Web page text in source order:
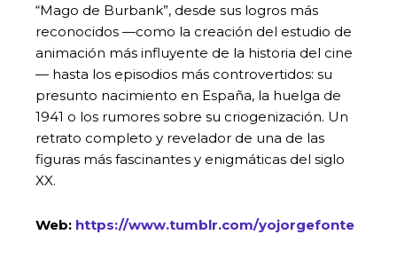
“Mago de Burbank”, desde sus logros más
reconocidos —como la creación del estudio de
animación más influyente de la historia del cine
— hasta los episodios más controvertidos: su
presunto nacimiento en España, la huelga de
1941 o los rumores sobre su criogenización. Un
retrato completo y revelador de una de las
figuras más fascinantes y enigmáticas del siglo
XX.
Web: https://www.tumblr.com/yojorgefonte